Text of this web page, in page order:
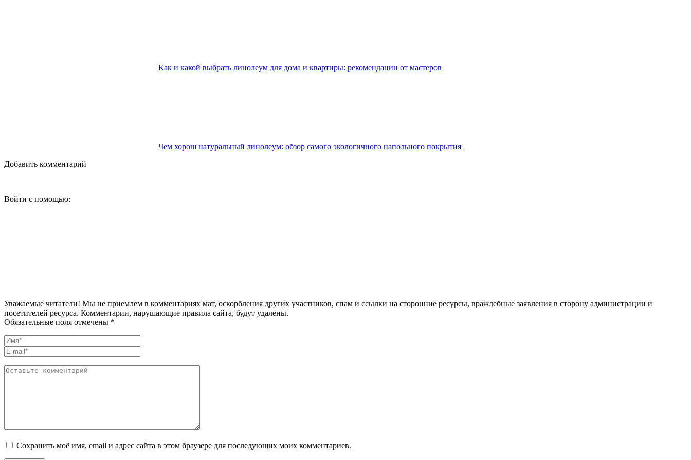
Как и какой выбрать линолеум для дома и квартиры: рекомендации от мастеров
Чем хорош натуральный линолеум: обзор самого экологичного напольного покрытия
Добавить комментарий
Войти с помощью:
Уважаемые читатели! Мы не приемлем в комментариях мат, оскорбления других участников, спам и ссылки на сторонние ресурсы, враждебные заявления в сторону администрации и
посетителей ресурса. Комментарии, нарушающие правила сайта, будут удалены.
Обязательные поля отмечены *
Сохранить моё имя, email и адрес сайта в этом браузере для последующих моих комментариев.